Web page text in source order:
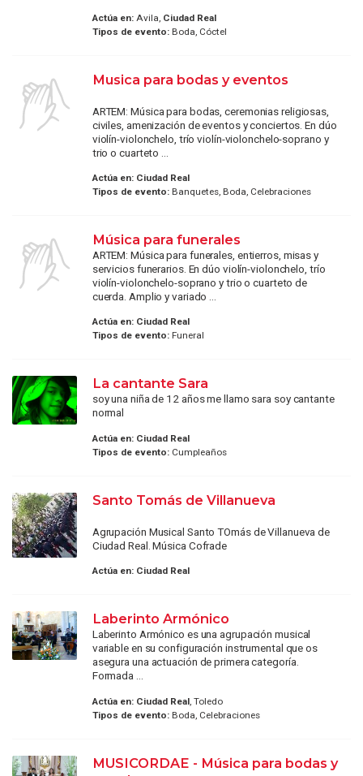
Actúa en:Avila, Ciudad Real
Tipos de evento:Boda, Cóctel
Musica para bodas y eventos
ARTEM: Música para bodas, ceremonias religiosas,
civiles, amenización de eventos y conciertos. En dúo
violín-violonchelo, trío violín-violonchelo-soprano y
trio o cuarteto ...
Actúa en: Ciudad Real
Tipos de evento:Banquetes, Boda, Celebraciones
Música para funerales
ARTEM: Música para funerales, entierros, misas y
servicios funerarios. En dúo violín-violonchelo, trío
violín-violonchelo-soprano y trio o cuarteto de
cuerda. Amplio y variado ...
Actúa en: Ciudad Real
Tipos de evento:Funeral
La cantante Sara
soy una niña de 12 años me llamo sara soy cantante
normal
Actúa en: Ciudad Real
Tipos de evento:Cumpleaños
Santo Tomás de Villanueva
Agrupación Musical Santo TOmás de Villanueva de
Ciudad Real. Música Cofrade
Actúa en: Ciudad Real
Laberinto Armónico
Laberinto Armónico es una agrupación musical
variable en su configuración instrumental que os
asegura una actuación de primera categoría.
Formada ...
Actúa en: Ciudad Real, Toledo
Tipos de evento:Boda, Celebraciones
MUSICORDAE - Música para bodas y